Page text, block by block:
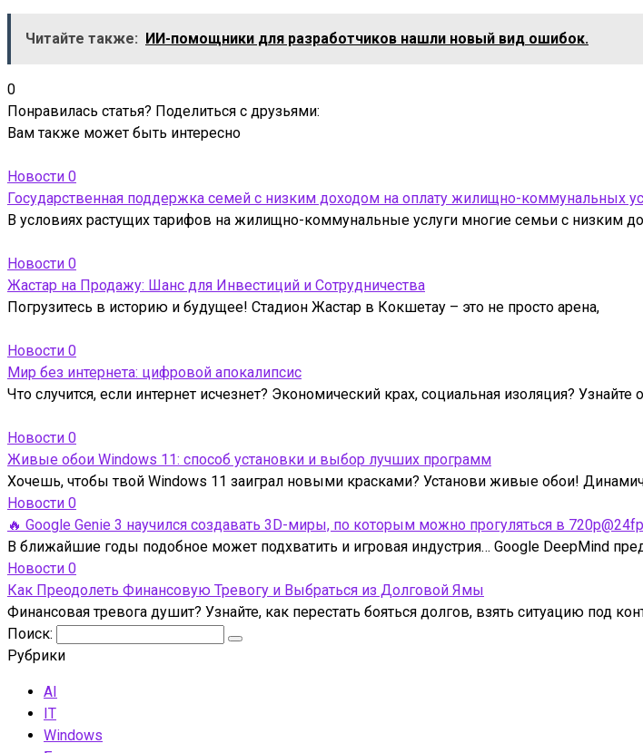
Читайте также: ИИ-помощники для разработчиков нашли новый вид ошибок.
0
Понравилась статья? Поделиться с друзьями:
Вам также может быть интересно
Новости 0
Государственная поддержка семей с низким доходом на оплату жилищно-коммунальных
В условиях растущих тарифов на жилищно-коммунальные услуги многие семьи с низким
Новости 0
Жастар на Продажу: Шанс для Инвестиций и Сотрудничества
Погрузитесь в историю и будущее! Стадион Жастар в Кокшетау – это не просто арена,
Новости 0
Мир без интернета: цифровой апокалипсис
Что случится, если интернет исчезнет? Экономический крах, социальная изоляция?
Новости 0
Живые обои Windows 11: способ установки и выбор лучших программ
Хочешь, чтобы твой Windows 11 заиграл новыми красками? Установи живые обои!
Новости 0
🔥 Google Genie 3 научился создавать 3D-миры, по которым можно прогуляться в
В ближайшие годы подобное может подхватить и игровая индустрия… Google DeepMind
Новости 0
Как Преодолеть Финансовую Тревогу и Выбраться из Долговой Ямы
Финансовая тревога душит? Узнайте, как перестать бояться долгов, взять ситуацию под
Поиск:
Рубрики
AI
IT
Windows